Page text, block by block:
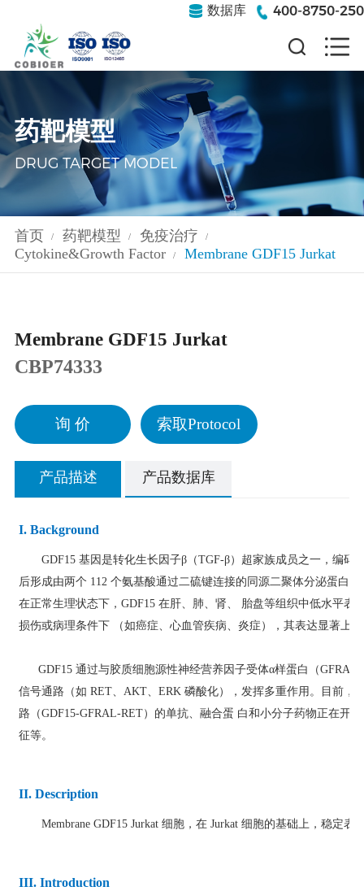
数据库 400-8750-250
药靶模型
DRUG TARGET MODEL
首页 / 药靶模型 / 免疫治疗 /
Cytokine&Growth Factor / Membrane GDF15 Jurkat
Membrane GDF15 Jurkat
CBP74333
询 价 索取Protocol
产品描述 产品数据库
I. Background
GDF15 基因是转化生长因子β（TGF-β）超家族成员之一，编码
后形成由两个 112 个氨基酸通过二硫键连接的同源二聚体分泌蛋白
在正常生理状态下，GDF15 在肝、肺、肾、 胎盘等组织中低水平表
损伤或病理条件下 （如癌症、心血管疾病、炎症），其表达显著上
GDF15 通过与胶质细胞源性神经营养因子受体α样蛋白（GFRAL
信号通路（如 RET、AKT、ERK 磷酸化），发挥多重作用。目前，
路（GDF15-GFRAL-RET）的单抗、融合蛋 白和小分子药物正在开
征等。
II. Description
Membrane GDF15 Jurkat 细胞，在 Jurkat 细胞的基础上，稳定表
III. Introduction